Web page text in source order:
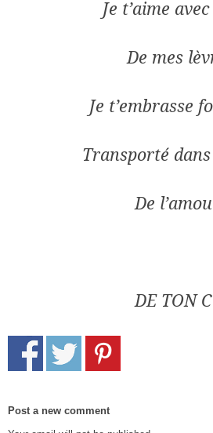
Je t’aime
De mes
Je t’embrasse
Transporté dans
De
DE TON
Post a new comment